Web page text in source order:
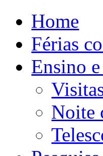
Home
Férias
Ensino
Noite